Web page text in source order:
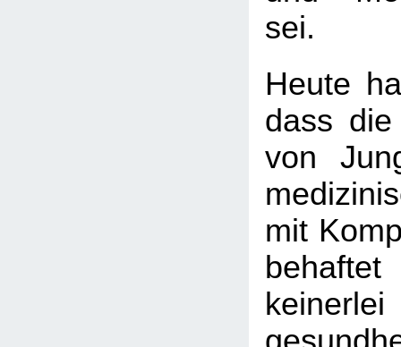
sei.
Heute
dass die
von
mit
keinerlei